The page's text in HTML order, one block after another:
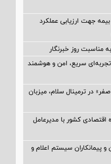
جهت ارزیابی عملکرد
مناسبت روز خبرنگار
سریع، امن و هوشمند
در ترمینال سلام، میزبان
اقتصادی کشور با مدیرعامل
پیمانکاران سیستم اعلام و